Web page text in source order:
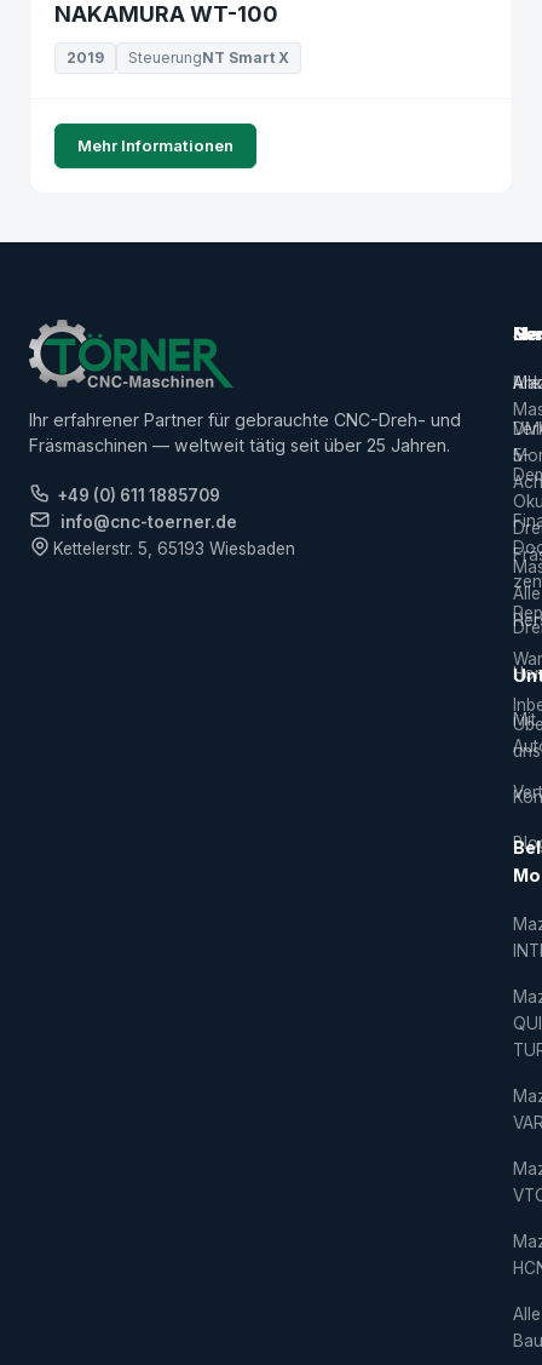
NAKAMURA WT-100
2019 SteuerungNT Smart X
Mehr Informationen
Ihr erfahrener Partner für gebrauchte CNC-Dreh- und
Fräsmaschinen — weltweit tätig seit über 25 Jahren.
+49 (0) 611 1885709
info@cnc-toerner.de
Kettelerstr. 5, 65193 Wiesbaden
Alle
5-
Mit
Alle
Alle
uns